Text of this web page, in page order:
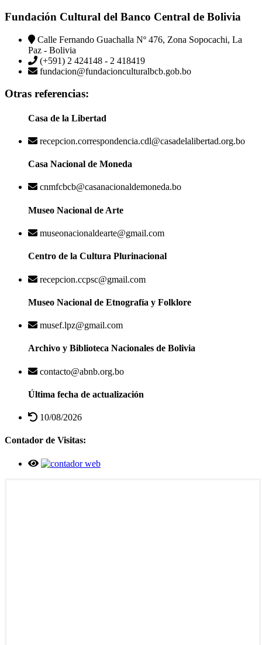
Fundación Cultural del Banco Central de Bolivia
Calle Fernando Guachalla Nº 476, Zona Sopocachi, La
Paz - Bolivia
(+591) 2 424148 - 2 418419
fundacion@fundacionculturalbcb.gob.bo
Otras referencias:
Casa de la Libertad
recepcion.correspondencia.cdl@casadelalibertad.org.bo
Casa Nacional de Moneda
cnmfcbcb@casanacionaldemoneda.bo
Museo Nacional de Arte
museonacionaldearte@gmail.com
Centro de la Cultura Plurinacional
recepcion.ccpsc@gmail.com
Museo Nacional de Etnografía y Folklore
musef.lpz@gmail.com
Archivo y Biblioteca Nacionales de Bolivia
contacto@abnb.org.bo
Última fecha de actualización
10/08/2026
Contador de Visitas: